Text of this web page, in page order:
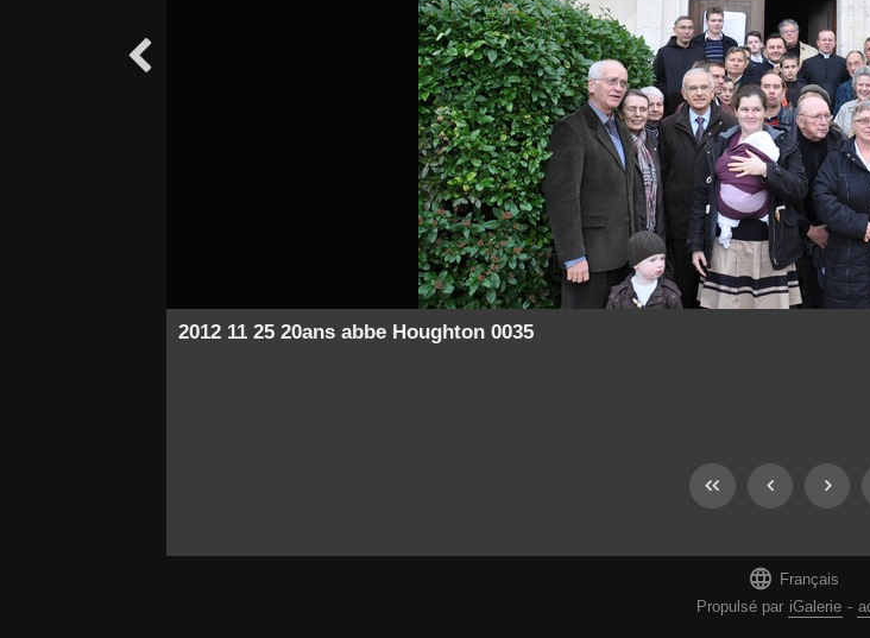

2012 11 25 20ans abbe Houghton 0035
 Français
Propulsé par iGalerie -